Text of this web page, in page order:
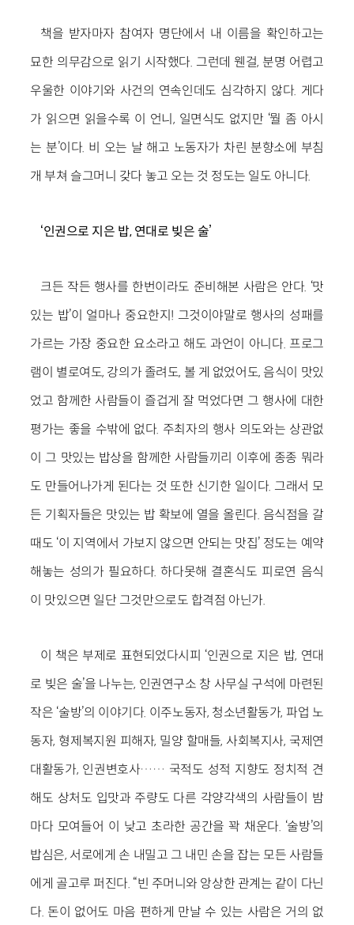
책을 받자마자 참여자 명단에서 내 이름을 확인하고는
묘한 의무감으로 읽기 시작했다. 그런데 웬걸, 분명 어렵고
우울한 이야기와 사건의 연속인데도 심각하지 않다. 게다
가 읽으면 읽을수록 이 언니, 일면식도 없지만 ‘뭘 좀 아시
는 분’이다. 비 오는 날 해고 노동자가 차린 분향소에 부침
개 부쳐 슬그머니 갖다 놓고 오는 것 정도는 일도 아니다.
‘인권으로 지은 밥, 연대로 빚은 술’
크든 작든 행사를 한번이라도 준비해본 사람은 안다. ‘맛
있는 밥’이 얼마나 중요한지! 그것이야말로 행사의 성패를
가르는 가장 중요한 요소라고 해도 과언이 아니다. 프로그
램이 별로여도, 강의가 졸려도, 볼 게 없었어도, 음식이 맛있
었고 함께한 사람들이 즐겁게 잘 먹었다면 그 행사에 대한
평가는 좋을 수밖에 없다. 주최자의 행사 의도와는 상관없
이 그 맛있는 밥상을 함께한 사람들끼리 이후에 종종 뭐라
도 만들어나가게 된다는 것 또한 신기한 일이다. 그래서 모
든 기획자들은 맛있는 밥 확보에 열을 올린다. 음식점을 갈
때도 ‘이 지역에서 가보지 않으면 안되는 맛집’ 정도는 예약
해놓는 성의가 필요하다. 하다못해 결혼식도 피로연 음식
이 맛있으면 일단 그것만으로도 합격점 아닌가.
이 책은 부제로 표현되었다시피 ‘인권으로 지은 밥, 연대
로 빚은 술’을 나누는, 인권연구소 창 사무실 구석에 마련된
작은 ‘술방’의 이야기다. 이주노동자, 청소년활동가, 파업 노
동자, 형제복지원 피해자, 밀양 할매들, 사회복지사, 국제연
대활동가, 인권변호사…… 국적도 성적 지향도 정치적 견
해도 상처도 입맛과 주량도 다른 각양각색의 사람들이 밤
마다 모여들어 이 낮고 초라한 공간을 꽉 채운다. ‘술방’의
밥심은, 서로에게 손 내밀고 그 내민 손을 잡는 모든 사람들
에게 골고루 퍼진다. “빈 주머니와 앙상한 관계는 같이 다닌
다. 돈이 없어도 마음 편하게 만날 수 있는 사람은 거의 없